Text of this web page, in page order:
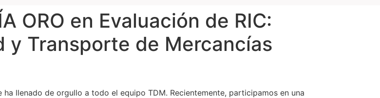
ORO en Evaluación de RIC:
y Transporte de Mercancías
llenado de orgullo a todo el equipo TDM. Recientemente, participamos en una